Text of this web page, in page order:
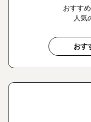
おすす
人気
おす